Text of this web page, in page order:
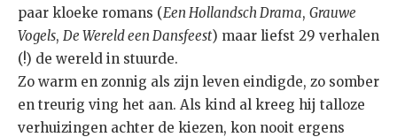
paar kloeke romans (Een Hollandsch Drama, Grauwe
Vogels, De Wereld een Dansfeest) maar liefst 29 verhalen
(!) de wereld in stuurde.
Zo warm en zonnig als zijn leven eindigde, zo somber
en treurig ving het aan. Als kind al kreeg hij talloze
verhuizingen achter de kiezen, kon nooit ergens